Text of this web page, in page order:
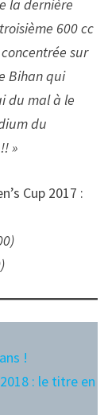
la dernière
600 cc
sur
Bihan qui
du mal à le
du
»
Cup 2017 :
!
: le titre en